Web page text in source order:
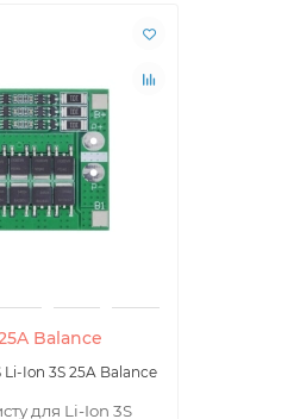
Balance
Li-Ion 3S 25A Balance
для Li-Ion 3S